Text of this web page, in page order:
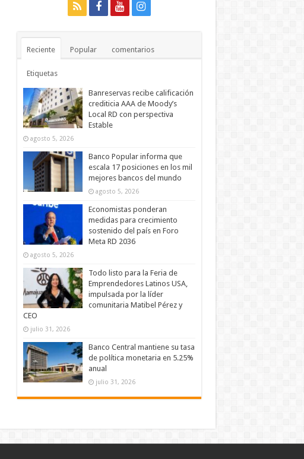
Reciente Popular comentarios
Etiquetas
Banreservas recibe calificación
crediticia AAA de Moody’s
Local RD con perspectiva
Estable
agosto 5, 2026
Banco Popular informa que
escala 17 posiciones en los mil
mejores bancos del mundo
agosto 5, 2026
Economistas ponderan
medidas para crecimiento
sostenido del país en Foro
Meta RD 2036
agosto 5, 2026
Todo listo para la Feria de
Emprendedores Latinos USA,
impulsada por la líder
comunitaria Matibel Pérez y
CEO
julio 31, 2026
Banco Central mantiene su tasa
de política monetaria en 5.25%
anual
julio 31, 2026